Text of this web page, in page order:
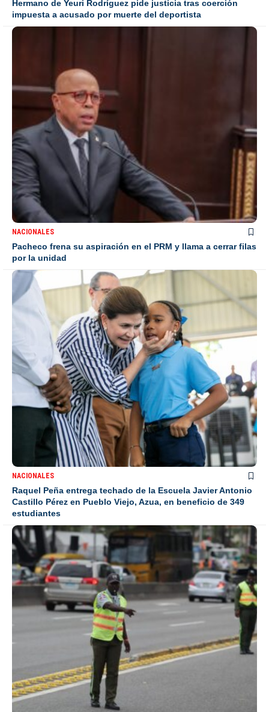
Hermano de Yeuri Rodríguez pide justicia tras coerción
impuesta a acusado por muerte del deportista
NACIONALES
Pacheco frena su aspiración en el PRM y llama a cerrar filas
por la unidad
NACIONALES
Raquel Peña entrega techado de la Escuela Javier Antonio
Castillo Pérez en Pueblo Viejo, Azua, en beneficio de 349
estudiantes